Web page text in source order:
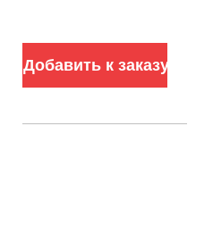
Добавить к заказу